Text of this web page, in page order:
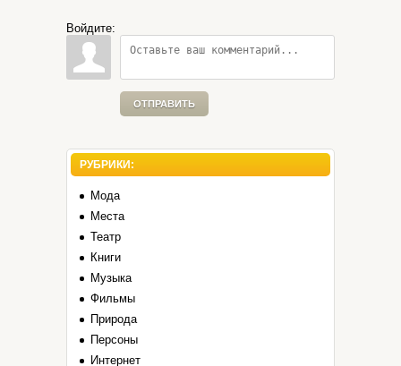
Войдите:
ОТПРАВИТЬ
РУБРИКИ:
Мода
Места
Театр
Книги
Музыка
Фильмы
Природа
Персоны
Интернет